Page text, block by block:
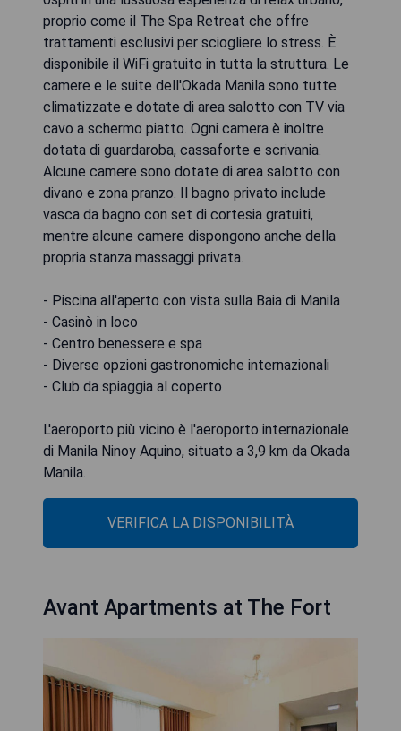
proprio come il The Spa Retreat che offre
trattamenti esclusivi per sciogliere lo stress. È
disponibile il WiFi gratuito in tutta la struttura. Le
camere e le suite dell'Okada Manila sono tutte
climatizzate e dotate di area salotto con TV via
cavo a schermo piatto. Ogni camera è inoltre
dotata di guardaroba, cassaforte e scrivania.
Alcune camere sono dotate di area salotto con
divano e zona pranzo. Il bagno privato include
vasca da bagno con set di cortesia gratuiti,
mentre alcune camere dispongono anche della
propria stanza massaggi privata.
- Piscina all'aperto con vista sulla Baia di Manila
- Casinò in loco
- Centro benessere e spa
- Diverse opzioni gastronomiche internazionali
- Club da spiaggia al coperto
L'aeroporto più vicino è l'aeroporto internazionale
di Manila Ninoy Aquino, situato a 3,9 km da Okada
Manila.
VERIFICA LA DISPONIBILITÀ
Avant Apartments at The Fort